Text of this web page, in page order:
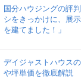
国分ハウジングの評
シをきっかけに、展
を建てました！」
デイジャストハウス
や坪単価を徹底解説